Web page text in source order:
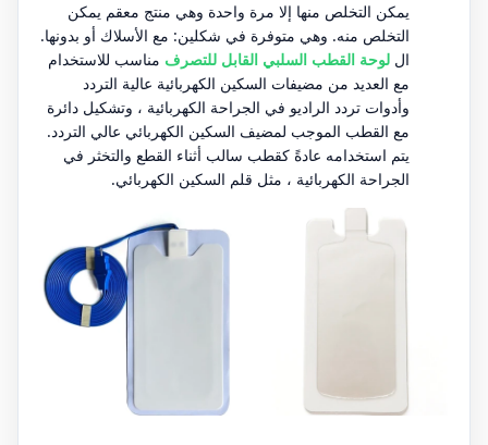
يمكن التخلص منها إلا مرة واحدة وهي منتج معقم يمكن
التخلص منه. وهي متوفرة في شكلين: مع الأسلاك أو بدونها.
ال لوحة القطب السلبي القابل للتصرف مناسب للاستخدام
مع العديد من مضيفات السكين الكهربائية عالية التردد
وأدوات تردد الراديو في الجراحة الكهربائية ، وتشكيل دائرة
مع القطب الموجب لمضيف السكين الكهربائي عالي التردد.
يتم استخدامه عادةً كقطب سالب أثناء القطع والتخثر في
الجراحة الكهربائية ، مثل قلم السكين الكهربائي.